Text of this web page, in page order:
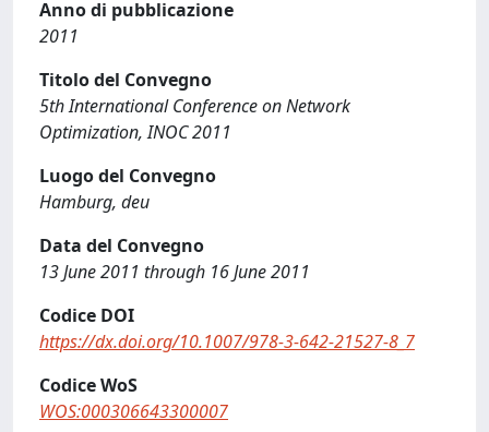
Anno di pubblicazione
2011
Titolo del Convegno
5th International Conference on Network
Optimization, INOC 2011
Luogo del Convegno
Hamburg, deu
Data del Convegno
13 June 2011 through 16 June 2011
Codice DOI
https://dx.doi.org/10.1007/978-3-642-21527-8_7
Codice WoS
WOS:000306643300007